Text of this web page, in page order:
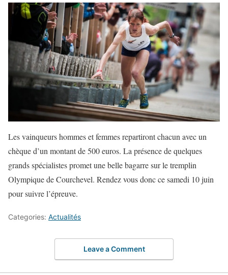
Les vainqueurs hommes et femmes repartiront chacun avec un
chèque d’un montant de 500 euros. La présence de quelques
grands spécialistes promet une belle bagarre sur le tremplin
Olympique de Courchevel. Rendez vous donc ce samedi 10 juin
pour suivre l’épreuve.
Categories: Actualités
Leave a Comment